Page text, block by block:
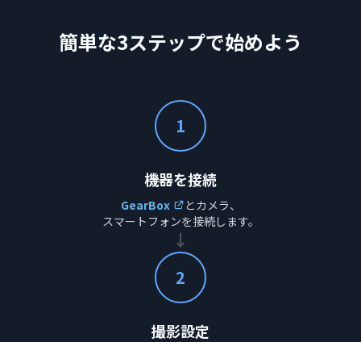
簡単な3ステップで始めよう
1
機器を接続
GearBox
とカメラ、
スマートフォンを接続します。
→
2
撮影設定